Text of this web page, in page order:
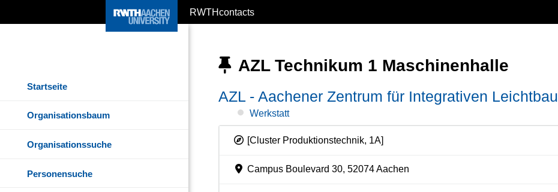
RWTHcontacts
Startseite
Organisationsbaum
Organisationssuche
Personensuche
AZL Technikum 1 Maschinenhalle
AZL - Aachener Zentrum für Integrativen Leichtbau
Werkstatt
[Cluster Produktionstechnik, 1A]
Campus Boulevard 30, 52074 Aachen